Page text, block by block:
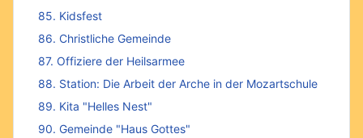
85. Kidsfest
86. Christliche Gemeinde
87. Offiziere der Heilsarmee
88. Station: Die Arbeit der Arche in der Mozartschule
89. Kita "Helles Nest"
90. Gemeinde "Haus Gottes"